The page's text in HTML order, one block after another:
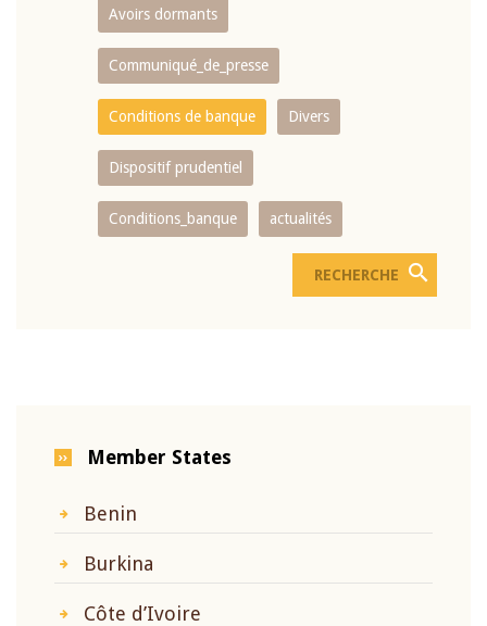
Avoirs dormants
Communiqué_de_presse
Conditions de banque Divers
Dispositif prudentiel
Conditions_banque actualités
Member States
Benin
Burkina
Côte d’Ivoire